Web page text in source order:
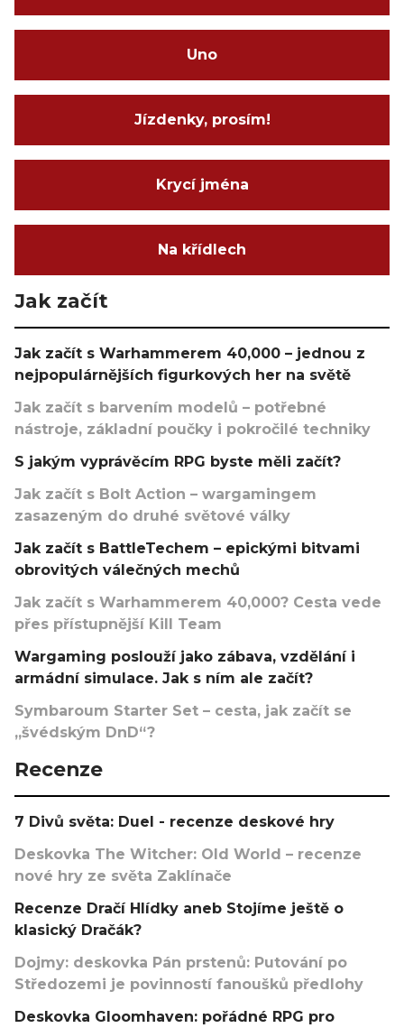
Uno
Jízdenky, prosím!
Krycí jména
Na křídlech
Jak začít
Jak začít s Warhammerem 40,000 – jednou z
nejpopulárnějších figurkových her na světě
Jak začít s barvením modelů – potřebné
nástroje, základní poučky i pokročilé techniky
S jakým vyprávěcím RPG byste měli začít?
Jak začít s Bolt Action – wargamingem
zasazeným do druhé světové války
Jak začít s BattleTechem – epickými bitvami
obrovitých válečných mechů
Jak začít s Warhammerem 40,000? Cesta vede
přes přístupnější Kill Team
Wargaming poslouží jako zábava, vzdělání i
armádní simulace. Jak s ním ale začít?
Symbaroum Starter Set – cesta, jak začít se
„švédským DnD“?
Recenze
7 Divů světa: Duel - recenze deskové hry
Deskovka The Witcher: Old World – recenze
nové hry ze světa Zaklínače
Recenze Dračí Hlídky aneb Stojíme ještě o
klasický Dračák?
Dojmy: deskovka Pán prstenů: Putování po
Středozemi je povinností fanoušků předlohy
Deskovka Gloomhaven: pořádné RPG pro